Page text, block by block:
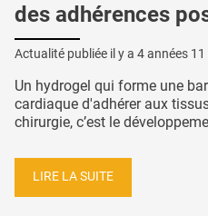
des adhérences
Actualité publiée il y a 4 années
Un hydrogel qui forme une
cardiaque d'adhérer aux
chirurgie, c’est le
LIRE LA SUITE